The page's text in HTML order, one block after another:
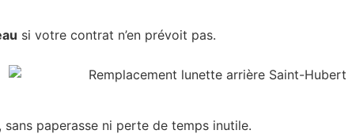
si votre contrat n’en prévoit pas.
sans paperasse ni perte de temps inutile.